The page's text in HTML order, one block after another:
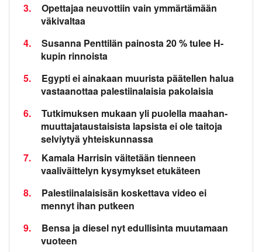
3.
Opettajaa neuvottiin vain ymmärtämään
väkivaltaa
4.
Susanna Penttilän painosta 20 % tulee H-
kupin rinnoista
5.
Egypti ei ainakaan muurista päätellen halua
vastaanottaa palestiinalaisia pakolaisia
6.
Tutkimuksen mukaan yli puolella maahan­
muuttaja­taustaisista lapsista ei ole taitoja
selviytyä yhteiskunnassa
7.
Kamala Harrisin väitetään tienneen
vaaliväittelyn kysymykset etukäteen
8.
Palestiinalaisisän koskettava video ei
mennyt ihan putkeen
9.
Bensa ja diesel nyt edullisinta muutamaan
vuoteen